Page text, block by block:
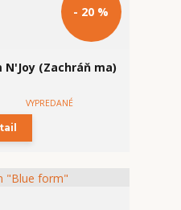
- 20 %
(Zachráň ma)
VYPREDANÉ